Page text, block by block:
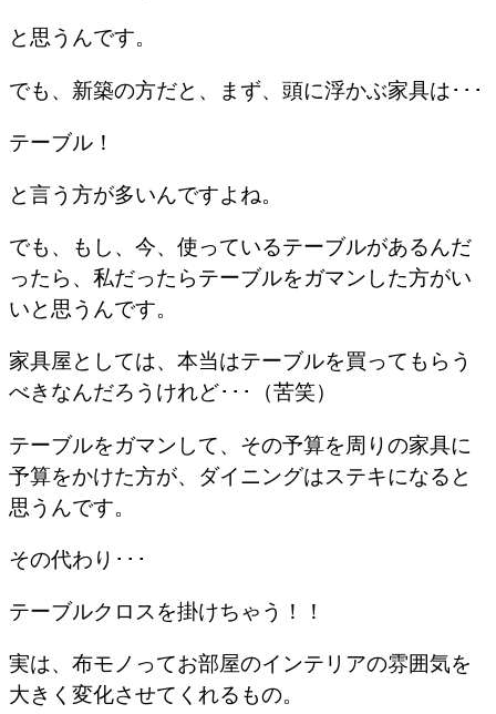
と思うんです。
でも、新築の方だと、まず、頭に浮かぶ家具は･･･
テーブル！
と言う方が多いんですよね。
でも、もし、今、使っているテーブルがあるんだ
ったら、私だったらテーブルをガマンした方がい
いと思うんです。
家具屋としては、本当はテーブルを買ってもらう
べきなんだろうけれど･･･（苦笑）
テーブルをガマンして、その予算を周りの家具に
予算をかけた方が、ダイニングはステキになると
思うんです。
その代わり･･･
テーブルクロスを掛けちゃう！！
実は、布モノってお部屋のインテリアの雰囲気を
大きく変化させてくれるもの。